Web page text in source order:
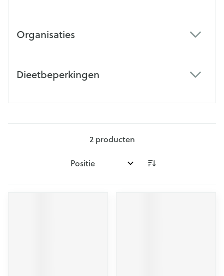
Organisaties
Dieetbeperkingen
2producten
Sorteer op: